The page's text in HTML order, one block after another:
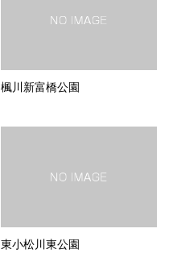
楓川新富橋公園
東小松川東公園